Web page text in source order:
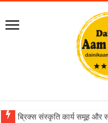
ब्रिक्स संस्कृति कार्य समूह और